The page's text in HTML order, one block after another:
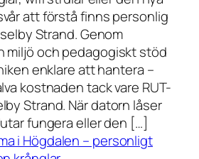
att förstå finns personlig
Strand. Genom
miljö och pedagogiskt stöd
enklare att hantera –
kostnaden tack vare RUT-
Strand. När datorn låser
fungera eller den […]
i Högdalen – personligt